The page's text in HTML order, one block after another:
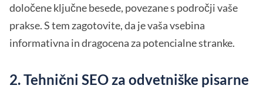
določene ključne besede, povezane s področji vaše
prakse. S tem zagotovite, da je vaša vsebina
informativna in dragocena za potencialne stranke.
2. Tehnični SEO za odvetniške pisarne